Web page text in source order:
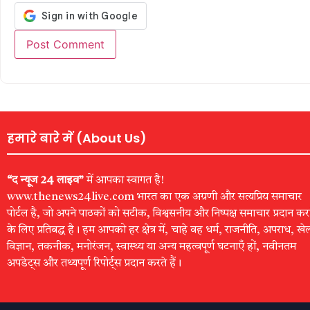
हमारे बारे में (About Us)
“द न्यूज 24 लाइव”में आपका स्वागत है!
www.thenews24live.com भारत का एक अग्रणी और सत्यप्रिय समाचार
पोर्टल है, जो अपने पाठकों को सटीक, विश्वसनीय और निष्पक्ष समाचार प्रदान
के लिए प्रतिबद्ध है। हम आपको हर क्षेत्र में, चाहे वह धर्म, राजनीति, अपराध,
विज्ञान, तकनीक, मनोरंजन, स्वास्थ्य या अन्य महत्वपूर्ण घटनाएँ हों, नवीनतम
अपडेट्स और तथ्यपूर्ण रिपोर्ट्स प्रदान करते हैं।